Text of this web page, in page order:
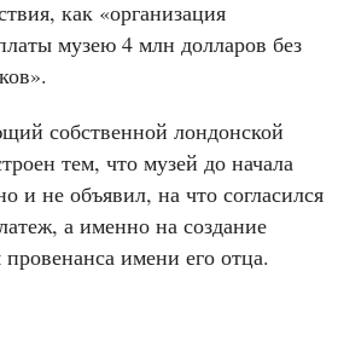
как «организация
музею 4 млн долларов без
собственной лондонской
тем, что музей до начала
и не объявил, на что согласился
а именно на создание
имени его отца.